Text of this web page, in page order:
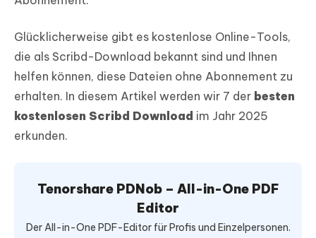
Glücklicherweise gibt es kostenlose Online-Tools,
die als Scribd-Download bekannt sind und Ihnen
helfen können, diese Dateien ohne Abonnement zu
erhalten. In diesem Artikel werden wir 7 der besten
kostenlosen Scribd Download im Jahr 2025
erkunden.
Tenorshare PDNob – All-in-One PDF
Editor
Der All-in-One PDF-Editor für Profis und Einzelpersonen.